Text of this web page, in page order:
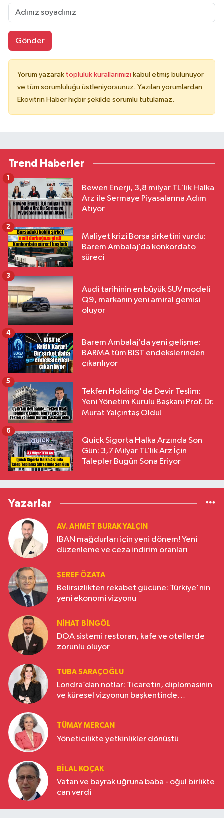
Gönder
Yorum yazarak topluluk kurallarımızı kabul etmiş bulunuyor
ve tüm sorumluluğu üstleniyorsunuz. Yazılan yorumlardan
Ekovitrin Haber hiçbir şekilde sorumlu tutulamaz.
Trend Haberler
Bewen Enerji, 3,8 milyar TL'lik Halka
Arz ile Sermaye Piyasalarına Adım
Atıyor
1
Maliyet krizi Borsa şirketini vurdu:
Barem Ambalaj’da konkordato
süreci
2
Audi tarihinin en büyük SUV modeli
Q9, markanın yeni amiral gemisi
oluyor
3
Barem Ambalaj’da yeni gelişme:
BARMA tüm BIST endekslerinden
çıkarılıyor
4
Tekfen Holding'de Devir Teslim:
Yeni Yönetim Kurulu Başkanı Prof. Dr.
Murat Yalçıntaş Oldu!
5
Quick Sigorta Halka Arzında Son
Gün: 3,7 Milyar TL’lik Arz İçin
Talepler Bugün Sona Eriyor
6
Yazarlar
AV. AHMET BURAK YALÇIN
IBAN mağdurları için yeni dönem! Yeni
düzenleme ve ceza indirim oranları
ŞEREF ÖZATA
Belirsizlikten rekabet gücüne: Türkiye'nin
yeni ekonomi vizyonu
NIHAT BINGÖL
DOA sistemi restoran, kafe ve otellerde
zorunlu oluyor
TUBA SARAÇOĞLU
Londra’dan notlar: Ticaretin, diplomasinin
ve küresel vizyonun başkentinde
TÜMAY MERCAN
Yöneticilikte yetkinlikler dönüştü
BILAL KOÇAK
Vatan ve bayrak uğruna baba - oğul birlikte
can verdi